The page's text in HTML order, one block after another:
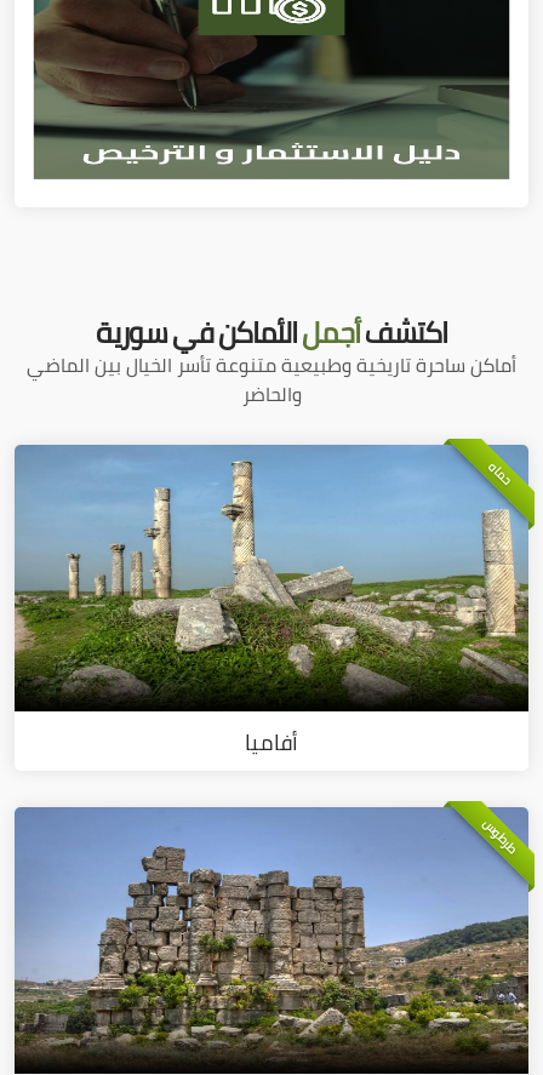
اكتشفأجملالأماكن في سورية
أماكن ساحرة تاريخية وطبيعية متنوعة تأسر الخيال بين الماضي
والحاضر
حماه
أفاميا
طرطوس